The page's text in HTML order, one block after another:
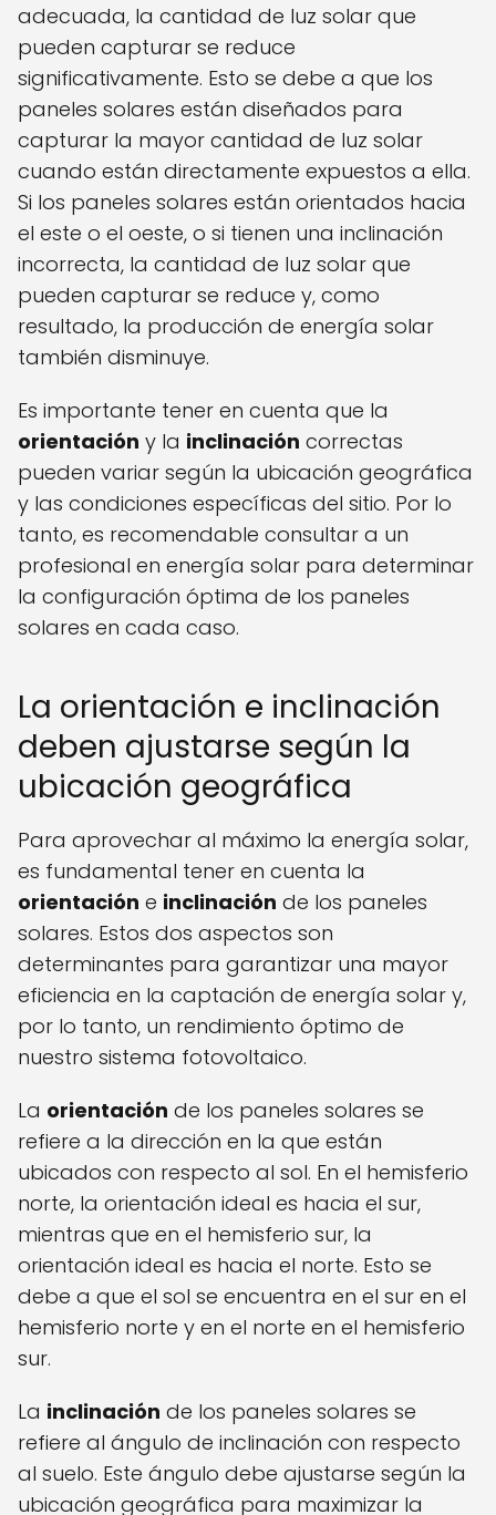
adecuada, la cantidad de luz solar que
pueden capturar se reduce
significativamente. Esto se debe a que los
paneles solares están diseñados para
capturar la mayor cantidad de luz solar
cuando están directamente expuestos a ella.
Si los paneles solares están orientados hacia
el este o el oeste, o si tienen una inclinación
incorrecta, la cantidad de luz solar que
pueden capturar se reduce y, como
resultado, la producción de energía solar
también disminuye.
Es importante tener en cuenta que la
orientación y la inclinación correctas
pueden variar según la ubicación geográfica
y las condiciones específicas del sitio. Por lo
tanto, es recomendable consultar a un
profesional en energía solar para determinar
la configuración óptima de los paneles
solares en cada caso.
La orientación e inclinación
deben ajustarse según la
ubicación geográfica
Para aprovechar al máximo la energía solar,
es fundamental tener en cuenta la
orientación e inclinación de los paneles
solares. Estos dos aspectos son
determinantes para garantizar una mayor
eficiencia en la captación de energía solar y,
por lo tanto, un rendimiento óptimo de
nuestro sistema fotovoltaico.
La orientación de los paneles solares se
refiere a la dirección en la que están
ubicados con respecto al sol. En el hemisferio
norte, la orientación ideal es hacia el sur,
mientras que en el hemisferio sur, la
orientación ideal es hacia el norte. Esto se
debe a que el sol se encuentra en el sur en el
hemisferio norte y en el norte en el hemisferio
sur.
La inclinación de los paneles solares se
refiere al ángulo de inclinación con respecto
al suelo. Este ángulo debe ajustarse según la
ubicación geográfica para maximizar la